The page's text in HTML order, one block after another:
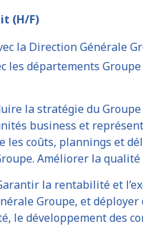
(H/F)
la Direction Générale
départements
la stratégie du
business et
coûts, plannings et
Améliorer la
la rentabilité et
Groupe, et
le développement des